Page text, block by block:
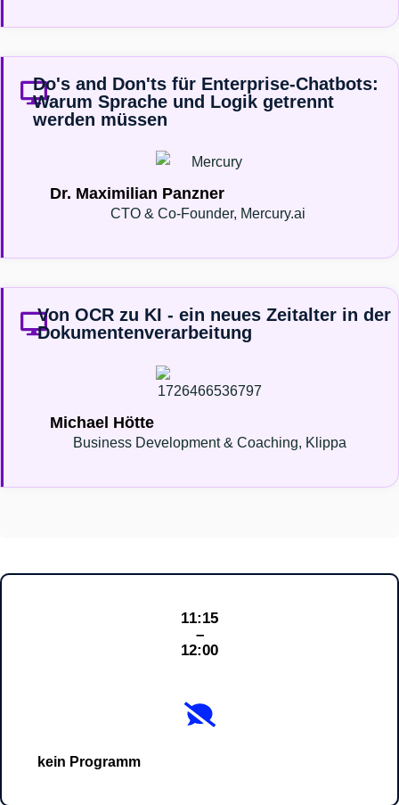
Do's and Don'ts für Enterprise-Chatbots:
Warum Sprache und Logik getrennt
werden müssen
Dr. Maximilian Panzner
CTO & Co-Founder, Mercury.ai
Von OCR zu KI - ein neues Zeitalter in der
Dokumentenverarbeitung
Michael Hötte
Business Development & Coaching, Klippa
11:15
–
12:00
kein Programm